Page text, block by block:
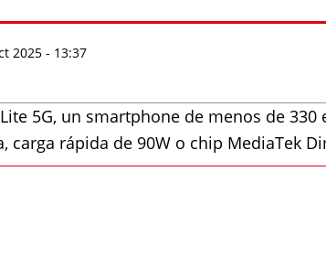
2025 - 13:37
5G, un smartphone de menos de
carga rápida de 90W o chip MediaTek